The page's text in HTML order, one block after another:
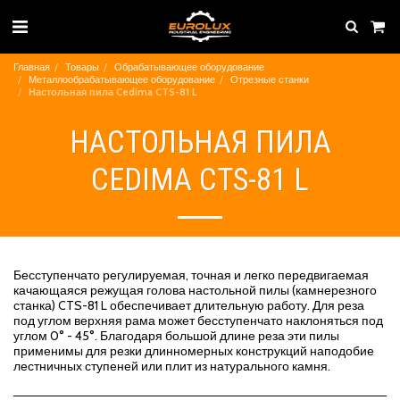
Главная Товары
Обрабатывающее оборудование
Металлообрабатывающее оборудование
Отрезные станки
Настольная пила Cedima CTS-81 L
НАСТОЛЬНАЯ ПИЛА
CEDIMA CTS-81 L
Бесступенчато регулируемая, точная и легко передвигаемая
качающаяся режущая голова настольной пилы (камнерезного
станка) CTS-81 L обеспечивает длительную работу. Для реза
под углом верхняя рама может бесступенчато наклоняться под
углом 0° - 45°. Благодаря большой длине реза эти пилы
применимы для резки длинномерных конструкций наподобие
лестничных ступеней или плит из натурального камня.